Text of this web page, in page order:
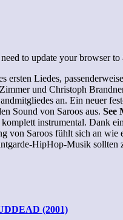
to update your browser to
ersten Liedes, passenderweise
und Christoph
an. Ein neuer
Sound von Saroos aus. See
instrumental. Dank
von Saroos fühlt sich an
HipHop-Musik sollten
(2001)